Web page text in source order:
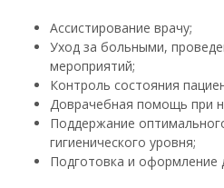
Ассистирование врачу;
Уход за больными,
мероприятий;
Контроль состояния
Доврачебная помощь при
Поддержание
гигиенического уровня;
Подготовка и оформление